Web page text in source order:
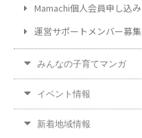
Mamachi個人会員申し込み
運営サポートメンバー募集
みんなの子育てマンガ
イベント情報
新着地域情報